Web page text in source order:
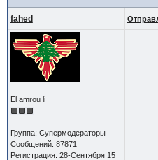
fahed
El amrou li
Группа: Супермодераторы
Сообщений: 87871
Регистрация: 28-Сентября 15